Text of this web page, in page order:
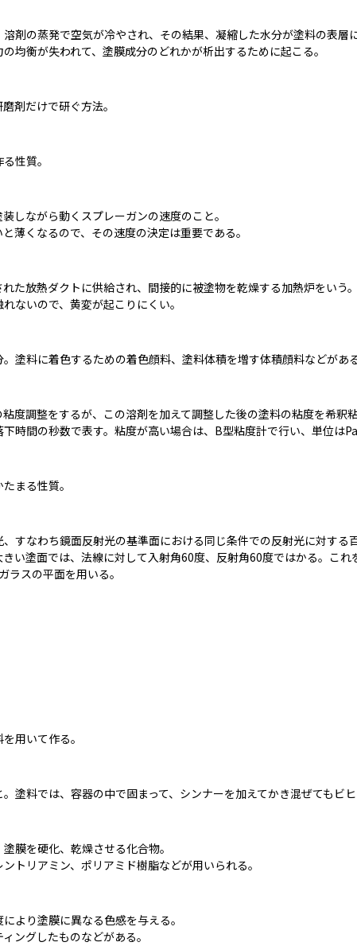
剤の蒸発で空気が冷やされ、その結果、凝縮した水分が塗料の表層
均衡が失われて、塗膜成分のどれかが析出するために起こる。
剤だけで研ぐ方法。
性質。
しながら動くスプレーガンの速度のこと。
薄くなるので、その速度の決定は重要である。
た放熱ダクトに供給され、間接的に被塗物を乾燥する加熱炉をいう。
ないので、黄変が起こりにくい。
塗料に着色するための着色顔料、塗料体積を増す体積顔料などがある
度調整をするが、この溶剤を加えて調整した後の塗料の粘度を希釈粘
時間の秒数で表す。粘度が高い場合は、B型粘度計で行い、単位は
まる性質。
すなわち鏡面反射光の基準面における同じ条件での反射光に対する百
い塗面では、法線に対して入射角60度、反射角60度ではかる。これ
スの平面を用いる。
用いて作る。
塗料では、容器の中で固まって、シンナーを加えてかき混ぜてもビ
膜を硬化、乾燥させる化合物。
トリアミン、ポリアミド樹脂などが用いられる。
より塗膜に異なる色感を与える。
ングしたものなどがある。